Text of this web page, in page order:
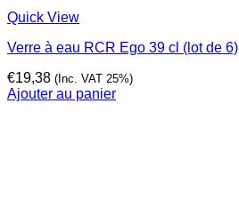
Quick View
Verre à eau RCR Ego 39 cl (lot de 6)
€19,38 (Inc. VAT 25%)
Ajouter au panier